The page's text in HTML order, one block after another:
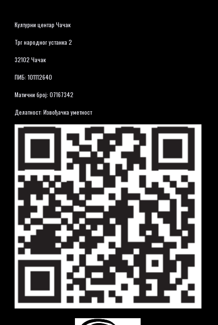
Културни центар Чачак
Трг народног устанка 2
32102 Чачак
ПИБ: 101112640
Матични број: 07167342
Делатност: Извођачка уметност